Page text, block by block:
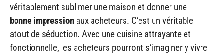
véritablement sublimer une maison et donner une
bonne impression aux acheteurs. C’est un véritable
atout de séduction. Avec une cuisine attrayante et
fonctionnelle, les acheteurs pourront s’imaginer y vivre